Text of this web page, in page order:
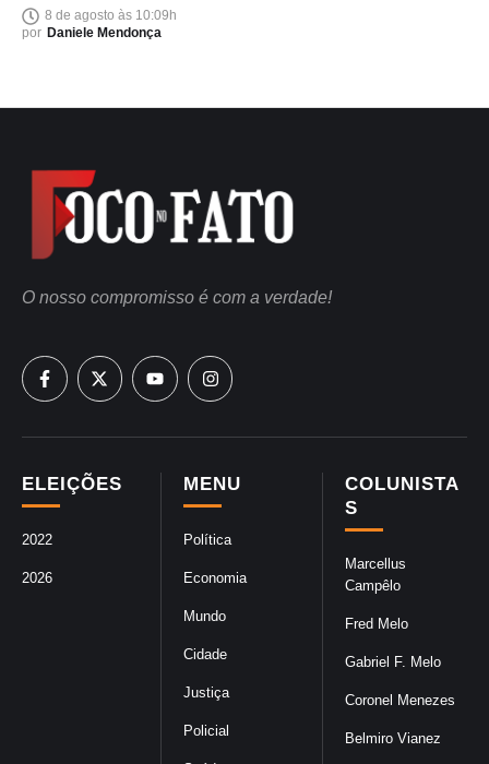
8 de agosto às 10:09h
por Daniele Mendonça
COLUNISTA
S
Marcellus
Campêlo
Fred Melo
Gabriel F. Melo
Coronel Menezes
Belmiro Vianez
MENU
Política
Economia
Mundo
Cidade
Justiça
Policial
ELEIÇÕES
2022
2026
O nosso compromisso é com a verdade!